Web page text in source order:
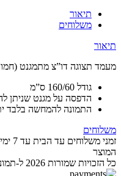
תיאור
משלוחים
תיאור
מעמד תצוגה דו”צ מתמגנט
גודל 160/60 ס”מ
הדפסה על מגנט שניתן
התמונה להמחשה בלבד
משלוחים
המוצר
כל הזכויות שמורות 2026 ל-תמונה ושלט ©